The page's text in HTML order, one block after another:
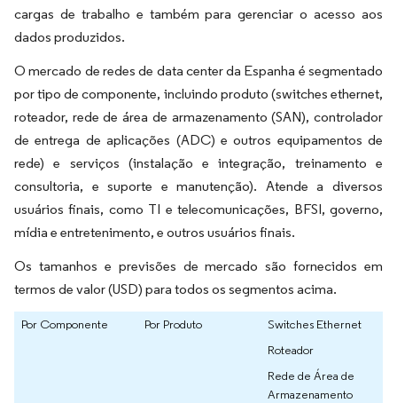
cargas de trabalho e também para gerenciar o acesso aos
dados produzidos.
O mercado de redes de data center da Espanha é segmentado
por tipo de componente, incluindo produto (switches ethernet,
roteador, rede de área de armazenamento (SAN), controlador
de entrega de aplicações (ADC) e outros equipamentos de
rede) e serviços (instalação e integração, treinamento e
consultoria, e suporte e manutenção). Atende a diversos
usuários finais, como TI e telecomunicações, BFSI, governo,
mídia e entretenimento, e outros usuários finais.
Os tamanhos e previsões de mercado são fornecidos em
termos de valor (USD) para todos os segmentos acima.
Por Componente Por Produto
Switches Ethernet
Roteador
Rede de Área de
Armazenamento